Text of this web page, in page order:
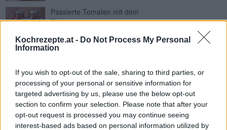
Kochrezepte.at - Do Not Process My Personal
Information
If you wish to opt-out of the sale, sharing to third parties, or
processing of your personal or sensitive information for
targeted advertising by us, please use the below opt-out
section to confirm your selection. Please note that after your
opt-out request is processed you may continue seeing
interest-based ads based on personal information utilized by
Passierte Tomaten mit dem
Thermomix
Leicht
Tomatensuppe mit Tofuwürfeln
Leicht